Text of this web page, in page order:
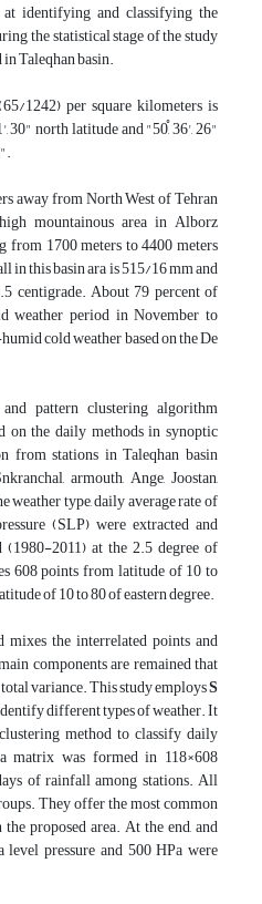
identifying and classifying the
the statistical stage of the study
Taleqhan basin.
1242) per square kilometers is
30" north latitude and "50, 36', 26"
away from North West of Tehran
mountainous area in Alborz
from 1700 meters to 4400 meters
in this basin ara is 515/16 mm and
centigrade. About 79 percent of
weather period in November to
cold weather based on the De
pattern clustering algorithm
on the daily methods in synoptic
from stations in Taleqhan basin
armouth, Ange, Joostan,
type, daily average rate of
(SLP) were extracted and
2011) at the 2.5 degree of
608 points from latitude of 10 to
of 10 to 80 of eastern degree.
mixes the interrelated points and
components are remained that
variance. This study employsS
different types of weather. It
method to classify daily
matrix was formed in 118×608
of rainfall among stations. All
They offer the most common
proposed area. At the end, and
pressure and 500 HPa were